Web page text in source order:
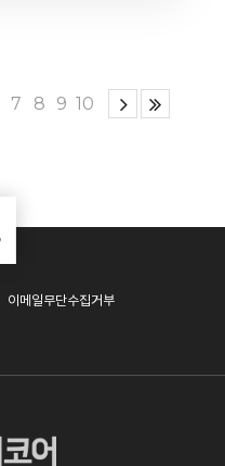
7 8 9 10
이메일무단수집거부